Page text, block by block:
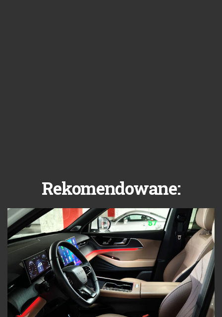
Rekomendowane: